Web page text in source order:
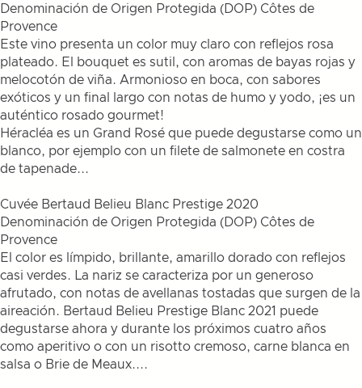
Denominación de Origen Protegida (DOP) Côtes de
Provence
Este vino presenta un color muy claro con reflejos rosa
plateado. El bouquet es sutil, con aromas de bayas rojas y
melocotón de viña. Armonioso en boca, con sabores
exóticos y un final largo con notas de humo y yodo, ¡es un
auténtico rosado gourmet!
Héracléa es un Grand Rosé que puede degustarse como un
blanco, por ejemplo con un filete de salmonete en costra
de tapenade...
Cuvée Bertaud Belieu Blanc Prestige 2020
Denominación de Origen Protegida (DOP) Côtes de
Provence
El color es límpido, brillante, amarillo dorado con reflejos
casi verdes. La nariz se caracteriza por un generoso
afrutado, con notas de avellanas tostadas que surgen de la
aireación. Bertaud Belieu Prestige Blanc 2021 puede
degustarse ahora y durante los próximos cuatro años
como aperitivo o con un risotto cremoso, carne blanca en
salsa o Brie de Meaux....